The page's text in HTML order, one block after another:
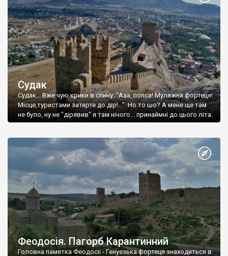
Судак
Судак... Вже чую крики в спину: "Ааа, попса! Муляжна фортеця!
Місце,туристами затерте до дір!..." Но то шо? А мене ще там
не було, ну не "дірявив" я там нічого... принаймні до цього літа.
Феодосія. Пагорб Карантинний
Головна памятка Феодосії - Генуезька фортеця знаходиться в